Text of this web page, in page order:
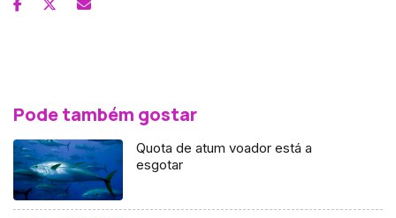
Pode também gostar
Quota de atum voador está a
esgotar